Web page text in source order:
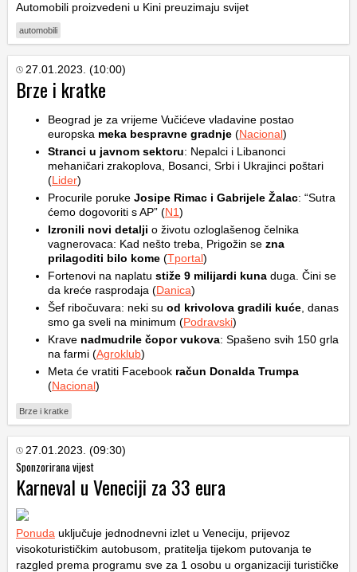
Automobili proizvedeni u Kini preuzimaju svijet
automobili
27.01.2023. (10:00)
Brze i kratke
Beograd je za vrijeme Vučićeve vladavine postao
europska meka bespravne gradnje (Nacional)
Stranci u javnom sektoru: Nepalci i Libanonci
mehaničari zrakoplova, Bosanci, Srbi i Ukrajinci poštari
(Lider)
Procurile poruke Josipe Rimac i Gabrijele Žalac: “Sutra
ćemo dogovoriti s AP” (N1)
Izronili novi detalji o životu ozloglašenog čelnika
vagnerovaca: Kad nešto treba, Prigožin se zna
prilagoditi bilo kome (Tportal)
Fortenovi na naplatu stiže 9 milijardi kuna duga. Čini se
da kreće rasprodaja (Danica)
Šef ribočuvara: neki su od krivolova gradili kuće , danas
smo ga sveli na minimum (Podravski)
Krave nadmudrile čopor vukova: Spašeno svih 150 grla
na farmi (Agroklub)
Meta će vratiti Facebook račun Donalda Trumpa
(Nacional)
Brze i kratke
27.01.2023. (09:30)
Sponzorirana vijest
Karneval u Veneciji za 33 eura
Ponuda uključuje jednodnevni izlet u Veneciju, prijevoz
visokoturističkim autobusom, pratitelja tijekom putovanja te
razgled prema programu sve za 1 osobu u organizaciji turističke